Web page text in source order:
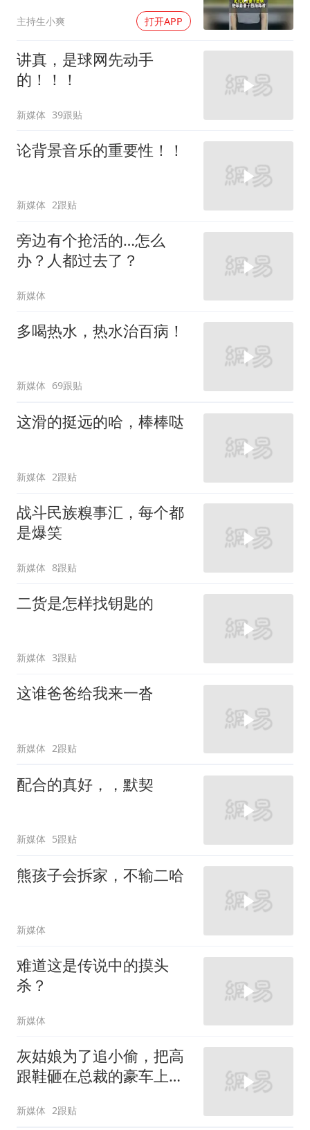
主持生小爽 打开APP
讲真，是球网先动手
的！！！
新媒体 39跟贴
论背景音乐的重要性！！
新媒体 2跟贴
旁边有个抢活的…怎么
办？人都过去了？
新媒体
多喝热水，热水治百病！
新媒体 69跟贴
这滑的挺远的哈，棒棒哒
新媒体 2跟贴
战斗民族糗事汇，每个都
是爆笑
新媒体 8跟贴
二货是怎样找钥匙的
新媒体 3跟贴
这谁爸爸给我来一沓
新媒体 2跟贴
配合的真好，，默契
新媒体 5跟贴
熊孩子会拆家，不输二哈
新媒体
难道这是传说中的摸头
杀？
新媒体
灰姑娘为了追小偷，把高
跟鞋砸在总裁的豪车上，
新媒体 2跟贴